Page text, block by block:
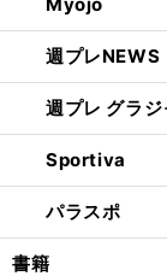
週プレNEWS
週プレ グラジ
Sportiva
パラスポ
書籍